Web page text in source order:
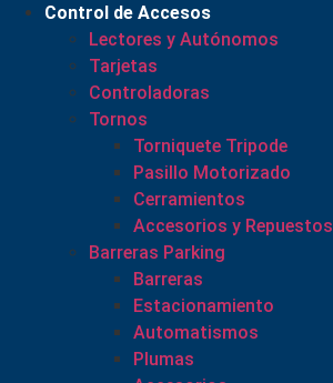
Control de Accesos
Lectores y Autónomos
Tarjetas
Controladoras
Tornos
Torniquete Tripode
Pasillo Motorizado
Cerramientos
Accesorios y Repuestos
Barreras Parking
Barreras
Estacionamiento
Automatismos
Plumas